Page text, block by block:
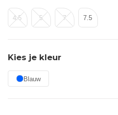
4.5 5 7 7.5
Kies je kleur
Blauw